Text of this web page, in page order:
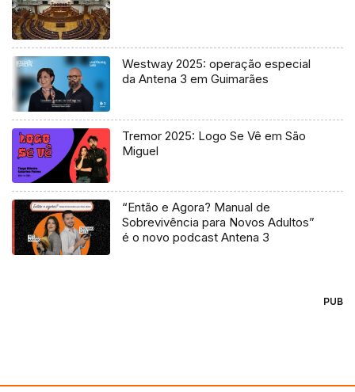
Westway 2025: operação especial
da Antena 3 em Guimarães
Tremor 2025: Logo Se Vê em São
Miguel
“Então e Agora? Manual de
Sobrevivência para Novos Adultos”
é o novo podcast Antena 3
PUB